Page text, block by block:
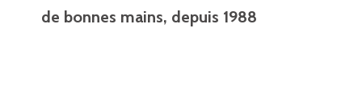
de bonnes mains, depuis 1988
d